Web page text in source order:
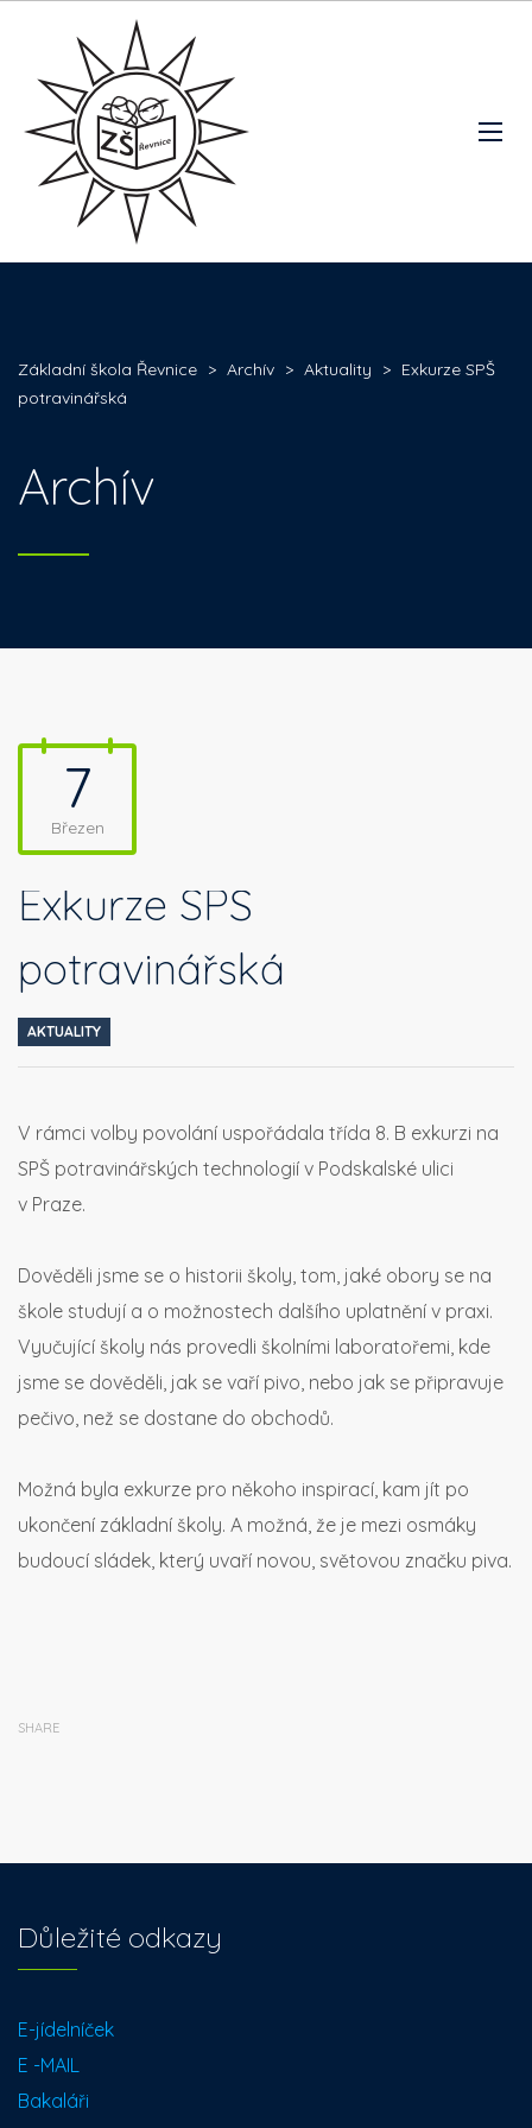
Základní škola Řevnice > Archív > Aktuality > Exkurze SPŠ
potravinářská
Archív
7
Březen
Exkurze SPŠ
potravinářská
AKTUALITY
V rámci volby povolání uspořádala třída 8. B exkurzi na
SPŠ potravinářských technologií v Podskalské ulici
v Praze.
Dověděli jsme se o historii školy, tom, jaké obory se na
škole studují a o možnostech dalšího uplatnění v praxi.
Vyučující školy nás provedli školními laboratořemi, kde
jsme se dověděli, jak se vaří pivo, nebo jak se připravuje
pečivo, než se dostane do obchodů.
Možná byla exkurze pro někoho inspirací, kam jít po
ukončení základní školy. A možná, že je mezi osmáky
budoucí sládek, který uvaří novou, světovou značku piva.
SHARE
Důležité odkazy
E-jídelníček
E -MAIL
Bakaláři